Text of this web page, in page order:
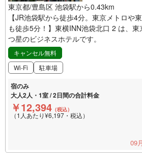
東京都/豊島区 池袋駅から0.43km
【JR池袋駅から徒歩4分。東京メトロや
も徒歩5分！】東横INN池袋北口 2 は、
つ星のビジネスホテルです。
キャンセル無料
Wi-Fi
駐車場
宿のみ
大人2人・1室 / 2日間の合計料金
￥12,394 （税込）
（1人あたり¥6,197・税込）
09